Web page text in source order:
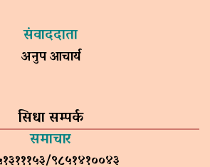
संवाददाता
अनुप आचार्य
सिधा सम्पर्क
समाचार
९८५१४१००४३